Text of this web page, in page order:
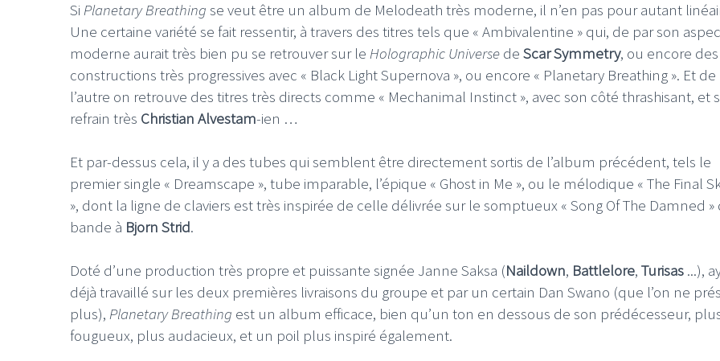
Si Planetary Breathing se veut être un album de Melodeath très moderne, il n’en pas pour autant
Une certaine variété se fait ressentir, à travers des titres tels que « Ambivalentine » qui, de par son
moderne aurait très bien pu se retrouver sur le Holographic Universe de Scar Symmetry, ou encore des
constructions très progressives avec « Black Light Supernova », ou encore « Planetary Breathing ». Et de
l’autre on retrouve des titres très directs comme « Mechanimal Instinct », avec son côté thrashisant, et
refrain très Christian Alvestam-ien …
Et par-dessus cela, il y a des tubes qui semblent être directement sortis de l’album précédent, tels le
premier single « Dreamscape », tube imparable, l’épique « Ghost in Me », ou le mélodique « The Final
», dont la ligne de claviers est très inspirée de celle délivrée sur le somptueux « Song Of The Damned »
bande à Bjorn Strid.
Doté d’une production très propre et puissante signée Janne Saksa (Naildown, Battlelore, Turisas ...),
déjà travaillé sur les deux premières livraisons du groupe et par un certain Dan Swano (que l’on ne
plus), Planetary Breathing est un album efficace, bien qu’un ton en dessous de son prédécesseur,
fougueux, plus audacieux, et un poil plus inspiré également.
LE GROS RIFFIFI
LE GROS RIFFIFI –
Christmas Riffifi 2025 !!!
LE GROS RIFFIFI
LE GROS RIFFIFI – Surfin’
LE GROS RIFFIFI
LE GROS RIFFIFI –